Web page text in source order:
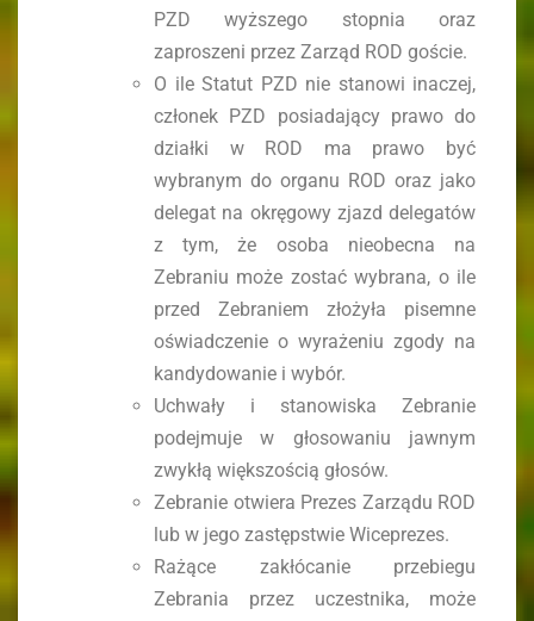
PZD wyższego stopnia oraz
zaproszeni przez Zarząd ROD goście.
O ile Statut PZD nie stanowi inaczej,
członek PZD posiadający prawo do
działki w ROD ma prawo być
wybranym do organu ROD oraz jako
delegat na okręgowy zjazd delegatów
z tym, że osoba nieobecna na
Zebraniu może zostać wybrana, o ile
przed Zebraniem złożyła pisemne
oświadczenie o wyrażeniu zgody na
kandydowanie i wybór.
Uchwały i stanowiska Zebranie
podejmuje w głosowaniu jawnym
zwykłą większością głosów.
Zebranie otwiera Prezes Zarządu ROD
lub w jego zastępstwie Wiceprezes.
Rażące zakłócanie przebiegu
Zebrania przez uczestnika, może